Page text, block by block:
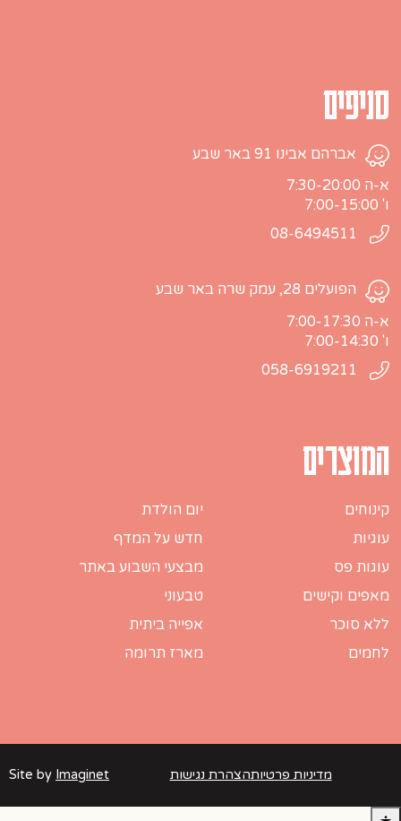
סניפים
אברהם אבינו 91 באר שבע
א-ה 7:30-20:00
ו' 7:00-15:00
הפועלים 28, עמק שרה באר שבע
א-ה 7:00-17:30
ו' 7:00-14:30
המוצרים
קינוחים
עוגיות
עוגות פס
מאפים וקישים
ללא סוכר
לחמים
יום הולדת
חדש על המדף
מבצעי השבוע באתר
טבעוני
אפייה ביתית
מארז תרומה
מדיניות פרטיותהצהרת נגישות Site by Imaginet